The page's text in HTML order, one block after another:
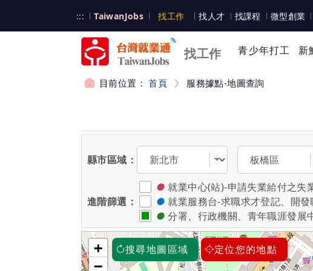
::: TaiwanJobs 台灣就業通
找工作 台灣就業通
找人才 找課程 微型創業
找工作 青少年打工 新
目前位置：首頁 服務據點-地圖查詢
縣市區域：
選擇縣市
選擇區域
進階篩選：
● 就業中心(站)-申請失業給付之失
● 就業服務台-求職求才登記、開
● 分署、行政機關、青年職涯發展
搜尋地圖區域 定位您的地點
+
−